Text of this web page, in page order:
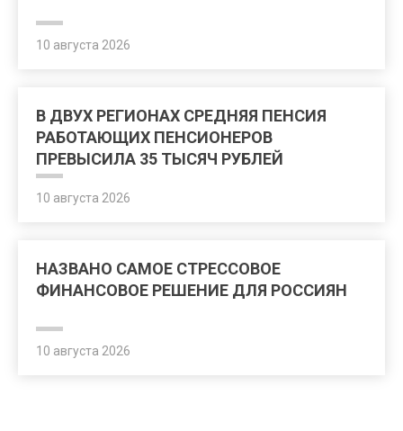
10 августа 2026
В ДВУХ РЕГИОНАХ СРЕДНЯЯ ПЕНСИЯ
РАБОТАЮЩИХ ПЕНСИОНЕРОВ
ПРЕВЫСИЛА 35 ТЫСЯЧ РУБЛЕЙ
10 августа 2026
НАЗВАНО САМОЕ СТРЕССОВОЕ
ФИНАНСОВОЕ РЕШЕНИЕ ДЛЯ РОССИЯН
10 августа 2026